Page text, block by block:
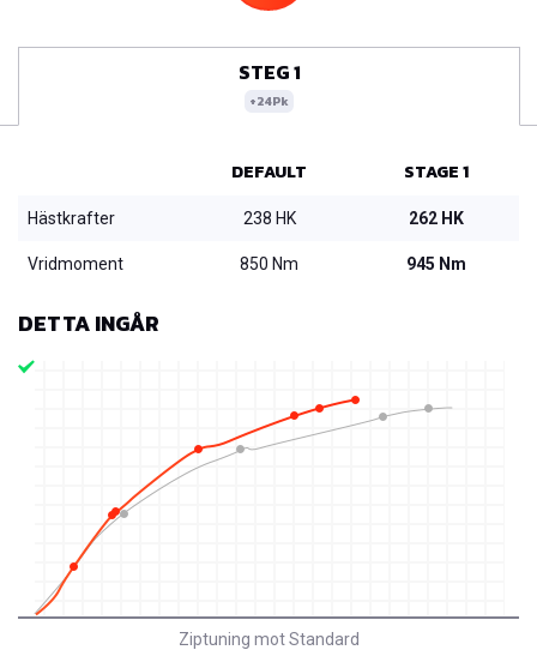
STEG 1
+24Pk
DEFAULT STAGE 1
Hästkrafter 238 HK 262 HK
Vridmoment 850 Nm 945 Nm
DETTA INGÅR
Ziptuning mot Standard